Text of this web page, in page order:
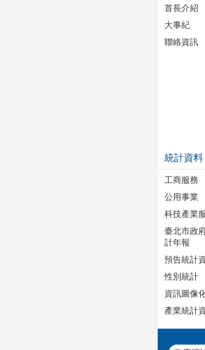
首長介紹
大事紀
聯絡資訊
統計資料
工商服務
公用事業
科技產業
臺北市政
計年報
預告統計
性別統計
資訊圖像
產業統計